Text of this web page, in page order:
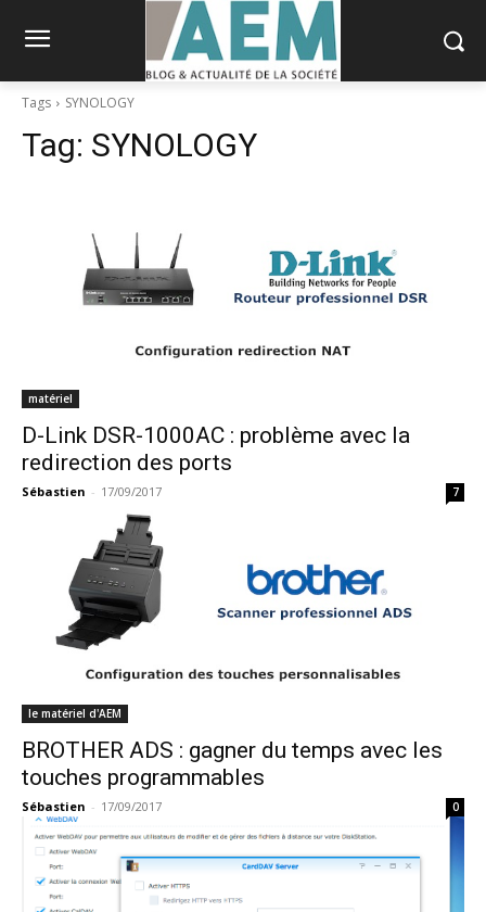
Tags SYNOLOGY
Tag: SYNOLOGY
matériel
D-Link DSR-1000AC : problème avec la
redirection des ports
Sébastien - 17/09/2017 7
le matériel d'AEM
BROTHER ADS : gagner du temps avec les
touches programmables
Sébastien - 17/09/2017 0